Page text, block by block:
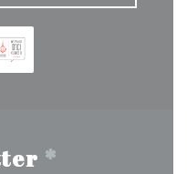
*